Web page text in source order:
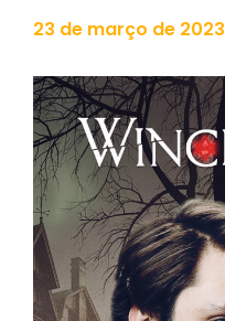
23 de março de 2023